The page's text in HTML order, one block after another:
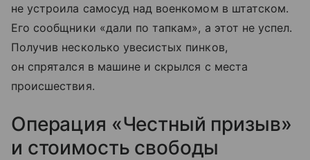
не устроила самосуд над военкомом в штатском.
Его сообщники «дали по тапкам», а этот не успел.
Получив несколько увесистых пинков,
он спрятался в машине и скрылся с места
происшествия.
Операция «Честный призыв»
и стоимость свободы